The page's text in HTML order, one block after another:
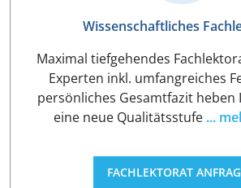
Wissenschaftliches
Maximal tiefgehendes
Experten inkl. umfangreiches
persönliches Gesamtfazit heben
eine neue Qualitätsstufe ...
FACHLEKTORAT